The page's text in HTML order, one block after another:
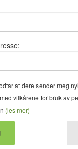
at dere sender meg
vilkårene for bruk av
(les mer)